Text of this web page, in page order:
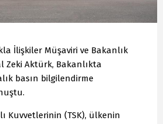
İlişkiler Müşaviri ve Bakanlık
Zeki Aktürk, Bakanlıkta
basın bilgilendirme
Kuvvetlerinin (TSK), ülkenin